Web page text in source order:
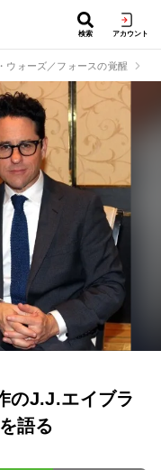
検索 アカウント
ウォーズ／フォースの覚醒
のJ.J.エイブラ
語る